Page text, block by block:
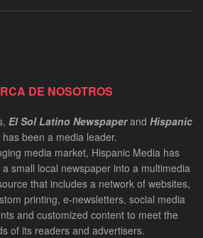
DE NOSOTROS
El Sol Latino Newspaperand Hispanic
has been a media leader.
media market, Hispanic Media has
small local newspaper into a multimedia
that includes a network of websites,
printing, e-newsletters, social media
and customized content to meet the
of its readers and advertisers.